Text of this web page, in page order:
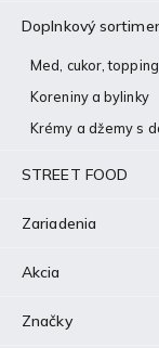
Doplnkový
Med, cukor,
Koreniny a bylinky
Krémy a džemy s
STREET FOOD
Zariadenia
Akcia
Značky